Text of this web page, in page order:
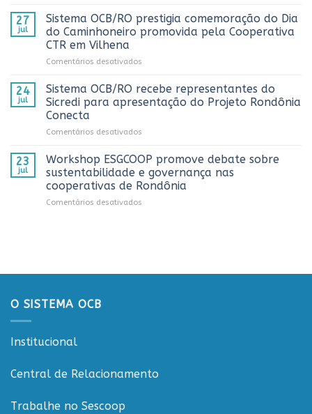
Rondônia
e
reconhece
de
comunicação
cooperativista
fortalece
Rondônia
e
no
AnuárioCoop
2026
27
jul
Sistema OCB/RO prestigia comemoração do Dia
do Caminhoneiro promovida pela Cooperativa
CTR em Vilhena
Comentários desativados
OCB/RO
prestigia
comemoração
Caminhoneiro
promovida
pela
Cooperativa
24
jul
Sistema OCB/RO recebe representantes do
Sicredi para apresentação do Projeto Rondônia
Conecta
Comentários desativados
OCB/RO
recebe
representantes
do
Conecta
23
jul
Workshop ESGCOOP promove debate sobre
sustentabilidade e governança nas
cooperativas de Rondônia
Comentários desativados
sustentabilidade
O SISTEMA OCB
Institucional
Central de Relacionamento
Trabalhe no Sescoop